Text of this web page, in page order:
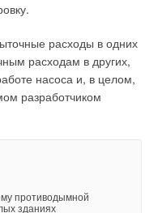
расходы в одних
расходам в других,
насоса и, в целом,
разработчиком
противодымной
зданиях